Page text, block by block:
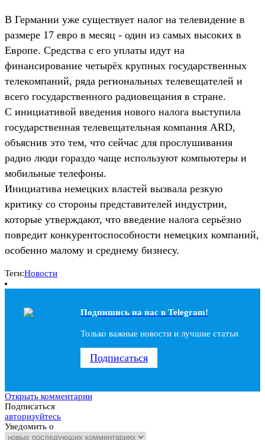
В Германии уже существует налог на телевидение в
размере 17 евро в месяц - один из самых высоких в
Европе. Средства с его уплаты идут на
финансирование четырёх крупных государственных
телекомпаний, ряда региональных телевещателей и
всего государственного радиовещания в стране.
С инициативой введения нового налога выступила
государственная телевещательная компания ARD,
объяснив это тем, что сейчас для прослушивания
радио люди гораздо чаще используют компьютеры и
мобильные телефоны.
Инициатива немецких властей вызвала резкую
критику со стороны представителей индустрии,
которые утверждают, что введение налога серьёзно
повредит конкурентоспособности немецких компаний,
особенно малому и среднему бизнесу.
Теги:Новости
Подпишись на наc в Telegram!
Только важные новости и лучшие статьи
Подписаться
Открыть комментарии
Подписаться
авторизуйтесь
Уведомить о